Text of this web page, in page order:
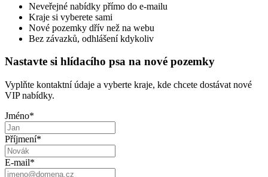
Neveřejné nabídky přímo do e-mailu
Kraje si vyberete sami
Nové pozemky dřív než na webu
Bez závazků, odhlášení kdykoliv
Nastavte si hlídacího psa na nové pozemky
Vyplňte kontaktní údaje a vyberte kraje, kde chcete dostávat nové
VIP nabídky.
Jméno*
Příjmení*
E-mail*